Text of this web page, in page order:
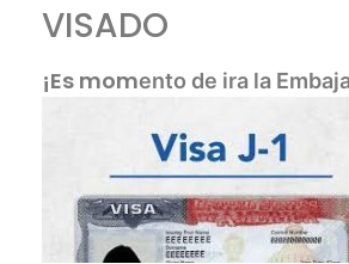
VISADO
¡Es momento de ira la